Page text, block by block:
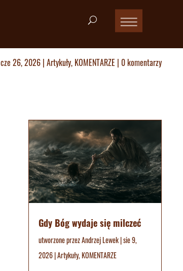
cze 26, 2026 | Artykuły, KOMENTARZE | 0 komentarzy
Gdy Bóg wydaje się milczeć
utworzone przezAndrzej Lewek|sie 9,
2026|Artykuły,KOMENTARZE